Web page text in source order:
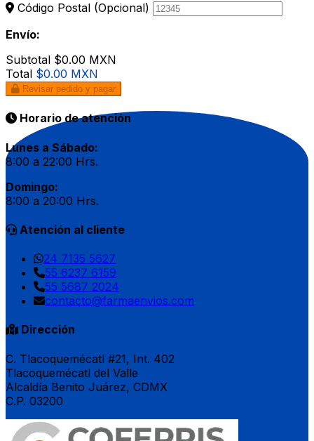
Código Postal (Opcional)
Envío:
Subtotal $0.00 MXN
Total $0.00 MXN
Revisar pedido y pagar
Horario de atención
Lunes a Sábado:
8:00 a 22:00 Hrs.
Domingo:
8:00 a 20:00 Hrs.
Atención al cliente
24 7135 5627
55 6237 6159
55 5687 2024
contacto@farmaenvios.com
Dirección
C. Tlacoquemécatl #21, Int. 402
Tlacoquemécatl del Valle
Alcaldía Benito Juárez, CDMX
C.P. 03200